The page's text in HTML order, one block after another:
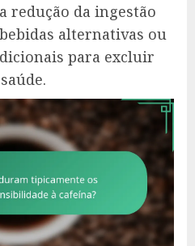
redução da ingestão
alternativas ou
para excluir